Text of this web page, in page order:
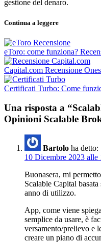
gestione del denaro.
Continua a leggere
eToro: come funziona?
Capital.com Recensione
Certificati Turbo: Come
Una risposta a
Opinioni Scalable
Bartolo ha detto:
10 Dicembre 2023 alle
Buonasera, mi
Scalable Capital
anno di utilizzo.
App, come viene
semplice da usare, è
versamento/prelievo e
creare un piano di